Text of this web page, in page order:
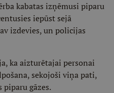
kabatas izņēmusi piparu
iepūst sejā
izdevies, un policijas
ka aizturētajai personai
sekojoši viņa pati,
gāzes.